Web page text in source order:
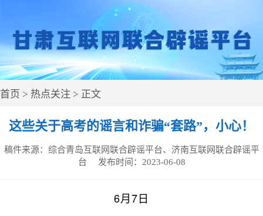
首页 > 热点关注 > 正文
这些关于高考的谣言和诈骗“套路”，小心！
稿件来源： 综合青岛互联网联合辟谣平台、济南互联网联合辟谣平
台
发布时间： 2023-06-08
6月7日